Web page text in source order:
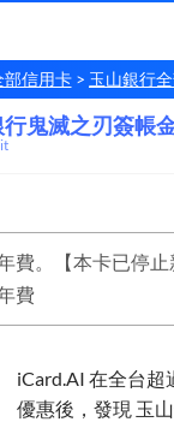
部信用卡 玉山銀行
鬼滅之刃簽帳
鬼滅之刃簽帳
費。【本卡已停止
費
iCard.AI 在全台
優惠後，發現 玉